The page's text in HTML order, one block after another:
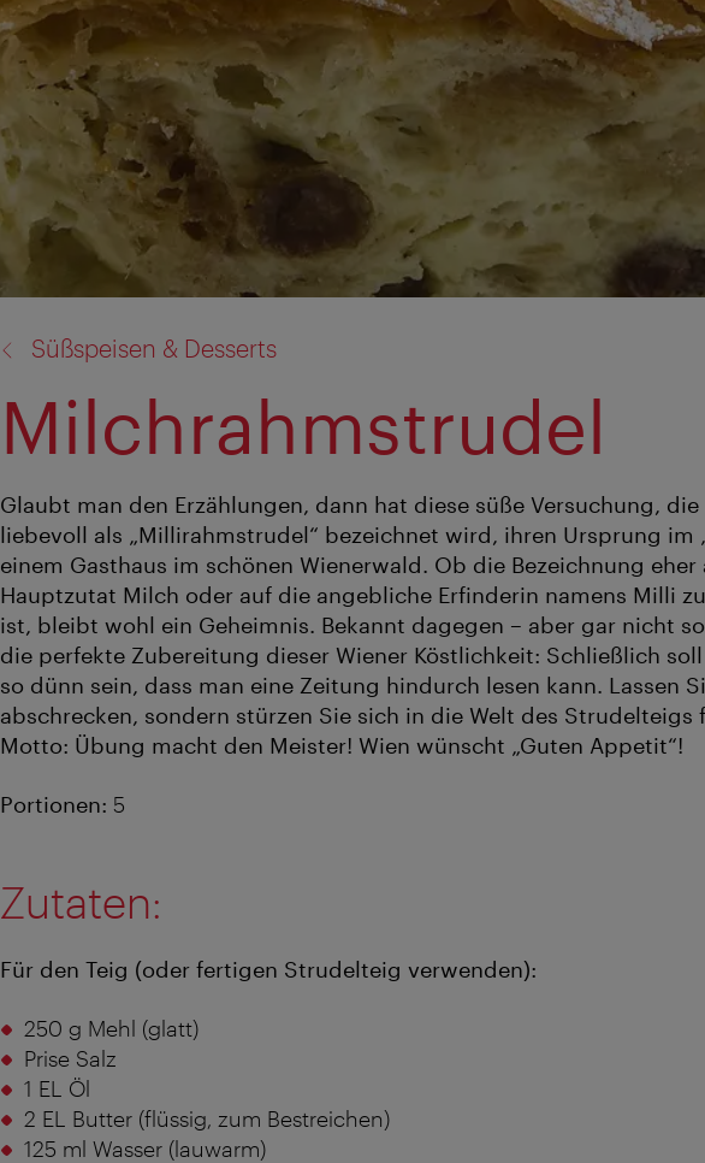
Süßspeisen & Desserts
Milchrahmstrudel
Glaubt man den Erzählungen, dann hat diese süße Versuchung, die
liebevoll als „Millirahmstrudel“ bezeichnet wird, ihren Ursprung im
einem Gasthaus im schönen Wienerwald. Ob die Bezeichnung eher
Hauptzutat Milch oder auf die angebliche Erfinderin namens Milli
ist, bleibt wohl ein Geheimnis. Bekannt dagegen – aber gar nicht
die perfekte Zubereitung dieser Wiener Köstlichkeit: Schließlich
so dünn sein, dass man eine Zeitung hindurch lesen kann. Lassen
abschrecken, sondern stürzen Sie sich in die Welt des Strudelteigs
Motto: Übung macht den Meister! Wien wünscht „Guten Appetit“!
Portionen: 5
Zutaten:
Für den Teig (oder fertigen Strudelteig verwenden):
250 g Mehl (glatt)
Prise Salz
1 EL Öl
2 EL Butter (flüssig, zum Bestreichen)
125 ml Wasser (lauwarm)